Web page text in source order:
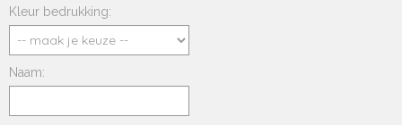
Kleur bedrukking:
Naam: